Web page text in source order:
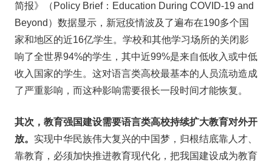
简报》（Policy Brief：Education During COVID-19 and
Beyond）数据显示，新冠疫情波及了遍布在190多个国
家和地区的近16亿学生。学校和其他学习场所的关闭影
响了全世界94%的学生，其中近99%是来自低收入或中低
收入国家的学生。这对语言类高校最基本的人员流动造成
了严重影响，而这种影响需要很长一段时间才能恢复。
其次，教育强国建设需要语言类高校持续扩大教育对外开
放。 实现中华民族伟大复兴的中国梦，归根结底靠人才、
靠教育，必须加快推进教育现代化，把我国建设成为教育